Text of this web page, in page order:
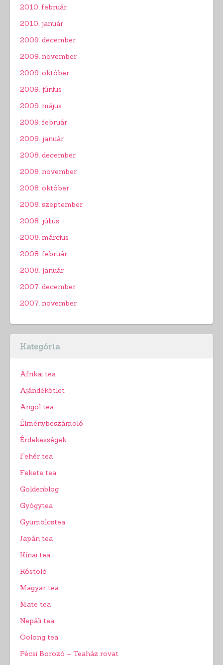
2010. február
2010. január
2009. december
2009. november
2009. október
2009. június
2009. május
2009. február
2009. január
2008. december
2008. november
2008. október
2008. szeptember
2008. július
2008. március
2008. február
2008. január
2007. december
2007. november
Kategória
Afrikai tea
Ajándékötlet
Angol tea
Élménybeszámoló
Érdekességek
Fehér tea
Fekete tea
Goldenblog
Gyógytea
Gyümölcstea
Japán tea
Kínai tea
Kóstoló
Magyar tea
Mate tea
Nepáli tea
Oolong tea
Pécsi Borozó – Teaház rovat